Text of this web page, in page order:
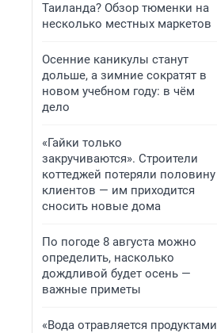
Таиланда? Обзор тюменки на
несколько местных маркетов
Осенние каникулы станут
дольше, а зимние сократят в
новом учебном году: в чём
дело
«Гайки только
закручиваются». Строители
коттеджей потеряли половину
клиентов — им приходится
сносить новые дома
По погоде 8 августа можно
определить, насколько
дождливой будет осень —
важные приметы
«Вода отравляется продуктами